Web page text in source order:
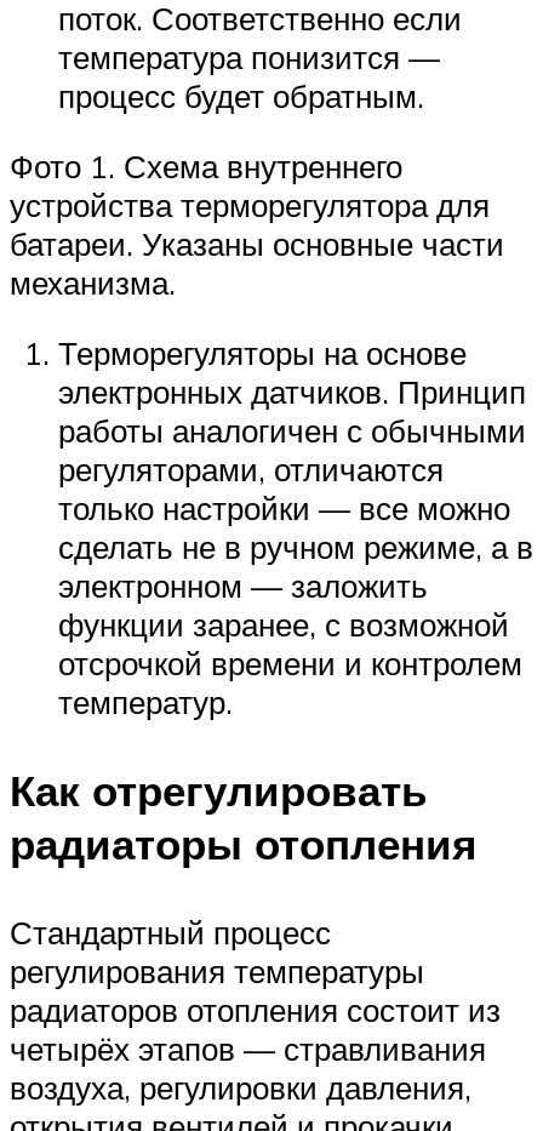
поток. Соответственно если
температура понизится —
процесс будет обратным.
Фото 1. Схема внутреннего
устройства терморегулятора для
батареи. Указаны основные части
механизма.
Терморегуляторы на основе
электронных датчиков. Принцип
работы аналогичен с обычными
регуляторами, отличаются
только настройки — все можно
сделать не в ручном режиме, а в
электронном — заложить
функции заранее, с возможной
отсрочкой времени и контролем
температур.
Как отрегулировать
радиаторы отопления
Стандартный процесс
регулирования температуры
радиаторов отопления состоит из
четырёх этапов — стравливания
воздуха, регулировки давления,